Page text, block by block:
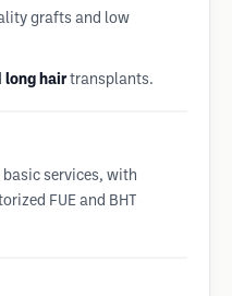
grafts and low
long hairtransplants.
services, with
FUE and BHT